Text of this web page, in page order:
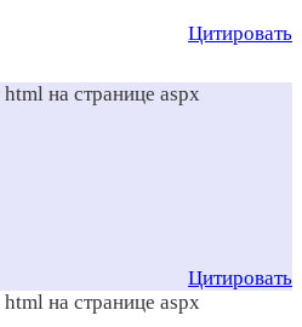
Цитировать
на странице aspx
Цитировать
на странице aspx